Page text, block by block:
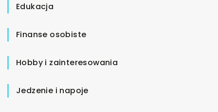
Edukacja
Finanse osobiste
Hobby i zainteresowania
Jedzenie i napoje